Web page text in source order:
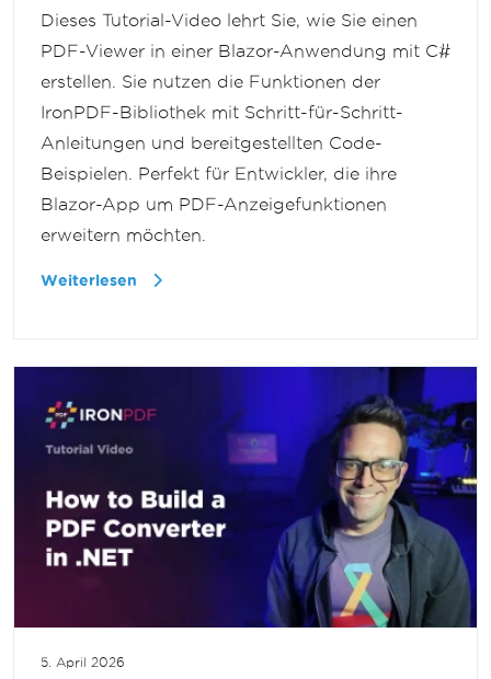
Dieses Tutorial-Video lehrt Sie, wie Sie einen
PDF-Viewer in einer Blazor-Anwendung mit C#
erstellen. Sie nutzen die Funktionen der
IronPDF-Bibliothek mit Schritt-für-Schritt-
Anleitungen und bereitgestellten Code-
Beispielen. Perfekt für Entwickler, die ihre
Blazor-App um PDF-Anzeigefunktionen
erweitern möchten.
Weiterlesen
5. April 2026